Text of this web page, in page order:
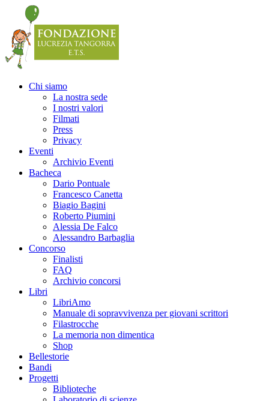
Chi siamo
La nostra sede
I nostri valori
Filmati
Press
Privacy
Eventi
Archivio Eventi
Bacheca
Dario Pontuale
Francesco Canetta
Biagio Bagini
Roberto Piumini
Alessia De Falco
Alessandro Barbaglia
Concorso
Finalisti
FAQ
Archivio concorsi
Libri
LibriAmo
Manuale di sopravvivenza per giovani scrittori
Filastrocche
La memoria non dimentica
Shop
Bellestorie
Bandi
Progetti
Biblioteche
Precedente
Precedente
successivo
successivo